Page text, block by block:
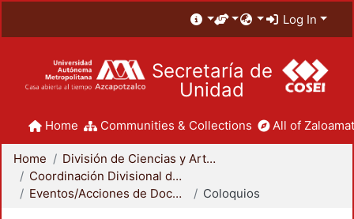
Log In
Secretaría de
Unidad
Home Communities & Collections All of
Home
División de Ciencias y Artes para el Diseño
Coordinación Divisional de Docencia
Eventos/Acciones de Docencia
Coloquios